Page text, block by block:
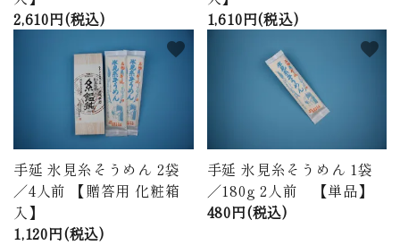
2,610円(税込)
1,610円(税込)
手延 氷見糸そうめん 2袋
／4人前 【贈答用 化粧箱
入】
1,120円(税込)
favorite
手延 氷見糸そうめん 1袋
／180g 2人前 【単品】
480円(税込)
favorite